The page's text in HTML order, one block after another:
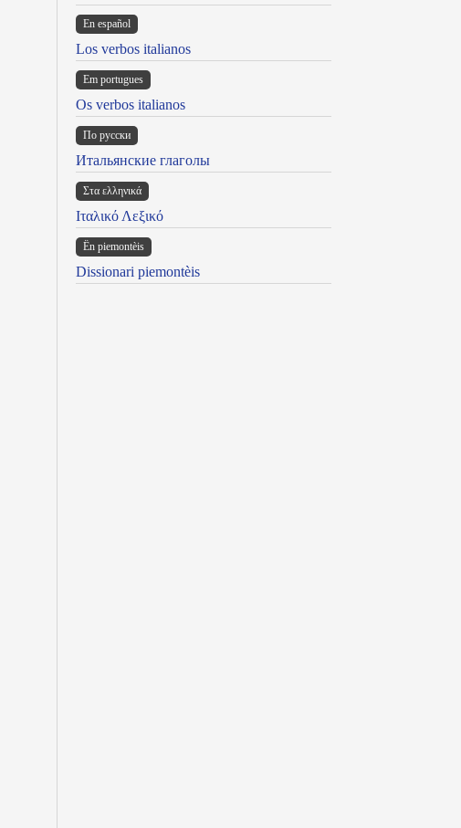
En español
Los verbos italianos
Em portugues
Os verbos italianos
По русски
Итальянские глаголы
Στα ελληνικά
Ιταλικό Λεξικό
Ën piemontèis
Dissionari piemontèis